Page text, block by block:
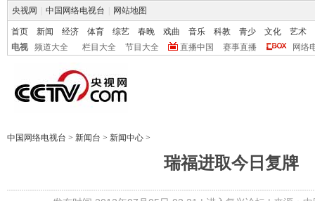
央视网 中国网络电视台 网站地图
首页 新闻 经济 体育 综艺 春晚 戏曲 音乐 科教 青少 文化
艺术
电视
频道大全 栏目大全 节目大全 直播中国 赛事直播 网络
中国网络电视台 > 新闻台 > 新闻中心 >
瑞福进取今日复牌